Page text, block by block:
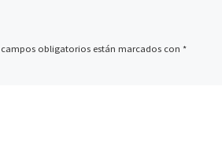
obligatorios están marcados con *